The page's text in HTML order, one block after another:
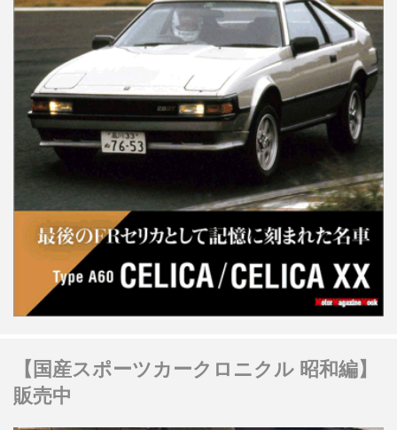
【国産スポーツカークロニクル 昭和編】
販売中